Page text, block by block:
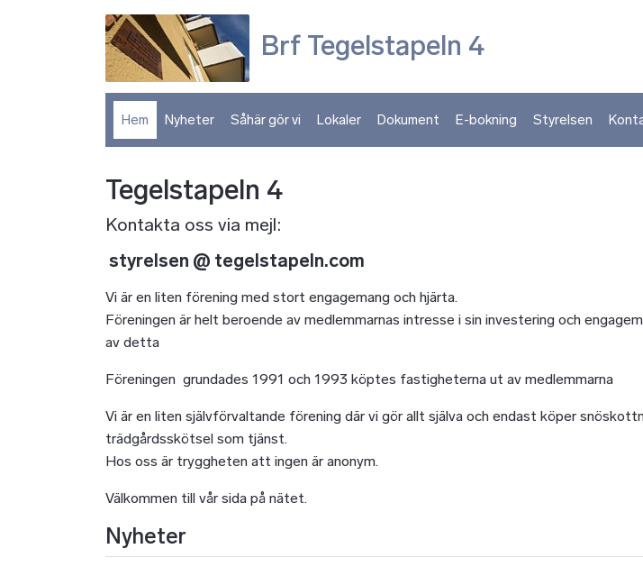
Brf Tegelstapeln 4
Hem Nyheter Såhär gör vi Lokaler Dokument E-bokning Styrelsen
Tegelstapeln 4
Kontakta oss via mejl:
styrelsen @ tegelstapeln.com
Vi är en liten förening med stort engagemang och hjärta.
Föreningen är helt beroende av medlemmarnas intresse i sin investering och
av detta
Föreningen grundades 1991 och 1993 köptes fastigheterna ut av medlemmarna
Vi är en liten självförvaltande förening där vi gör allt själva och endast köper
trädgårdsskötsel som tjänst.
Hos oss är tryggheten att ingen är anonym.
Välkommen till vår sida på nätet.
Nyheter